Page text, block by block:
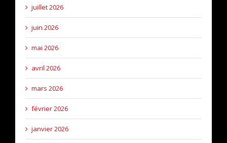
juillet 2026
juin 2026
mai 2026
avril 2026
mars 2026
février 2026
janvier 2026